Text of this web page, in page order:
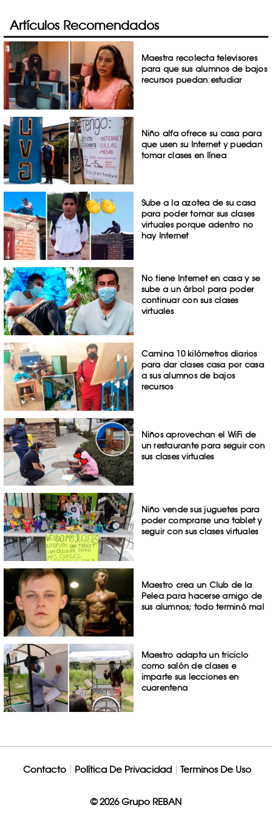
Artículos Recomendados
Maestra recolecta televisores
para que sus alumnos de bajos
recursos puedan estudiar
Niño alfa ofrece su casa para
que usen su Internet y puedan
tomar clases en línea
Sube a la azotea de su casa
para poder tomar sus clases
virtuales porque adentro no
hay Internet
No tiene Internet en casa y se
sube a un árbol para poder
continuar con sus clases
virtuales
Camina 10 kilómetros diarios
para dar clases casa por casa
a sus alumnos de bajos
recursos
Niños aprovechan el WiFi de
un restaurante para seguir con
sus clases virtuales
Niño vende sus juguetes para
poder comprarse una tablet y
seguir con sus clases virtuales
Maestro crea un Club de la
Pelea para hacerse amigo de
sus alumnos; todo terminó mal
Maestro adapta un triciclo
como salón de clases e
imparte sus lecciones en
cuarentena
Contacto Política De Privacidad Terminos De Uso
© 2026 Grupo REBAN